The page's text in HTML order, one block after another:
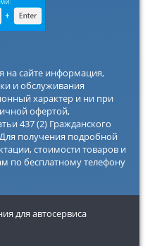
на сайте информация,
и обслуживания
характер и ни при
офертой,
437 (2) Гражданского
получения подробной
стоимости товаров и
по бесплатному телефону
для автосервиса